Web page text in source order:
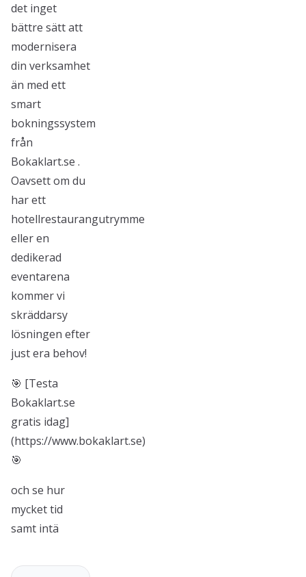
det inget
bättre sätt att
modernisera
din verksamhet
än med ett
smart
bokningssystem
från
Bokaklart.se .
Oavsett om du
har ett
hotellrestaurangutrymme
eller en
dedikerad
eventarena
kommer vi
skräddarsy
lösningen efter
just era behov!
🎯 [Testa
Bokaklart.se
gratis idag]
(https://www.bokaklart.se)
🎯
och se hur
mycket tid
samt intä